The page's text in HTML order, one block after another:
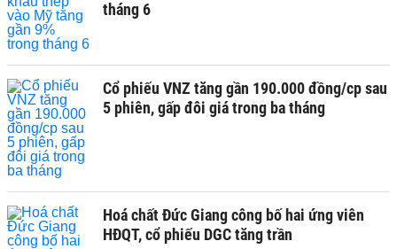
tháng 6
Cổ phiếu VNZ tăng gần 190.000 đồng/cp sau
5 phiên, gấp đôi giá trong ba tháng
Hoá chất Đức Giang công bố hai ứng viên
HĐQT, cổ phiếu DGC tăng trần